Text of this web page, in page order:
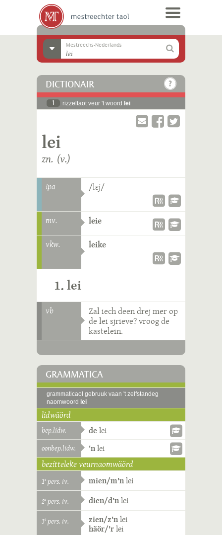
Mestreechs-Nederlands
DICTIONAIR
1 rizzeltaot veur 't woord lei
lei
zn. (v.)
ipa /lɛj/
mv.
leie
vkw.
leike
1. lei
vb
Zal iech deen drej mer op
de lei sjrieve? vroog de
kastelein.
GRAMMATICA
grammaticaol gebruuk vaan 't zelfstandeg
naomwoord lei
lidwäörd
bep.lidw. de lei
oonbep.lidw. 'nlei
bezitteleke veurnaomwäörd
1e pers. iv. mien/m'nlei
2e pers. iv. dien/d'nlei
3e pers. iv. zien/z'nlei
häör/'rlei